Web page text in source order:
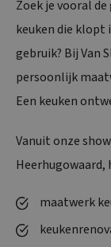
Zoek je vooral
keuken die
gebruik? Bij Van
persoonlijk
Een keuken
Vanuit onze
maatwerk